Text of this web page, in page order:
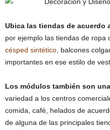
Ubica las tiendas de acuerdo
por ejemplo las tiendas de ropa
césped sintético , balcones
importantes en ese estilo de
Los módulos también son
variedad a los centros
comida, café, helados de
de alguna de las principales